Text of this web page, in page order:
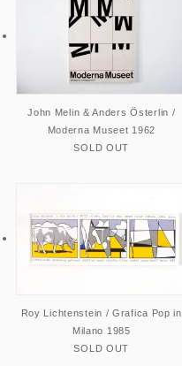
John Melin & Anders Österlin /
Moderna Museet 1962
SOLD OUT
Roy Lichtenstein / Grafica Pop in
Milano 1985
SOLD OUT